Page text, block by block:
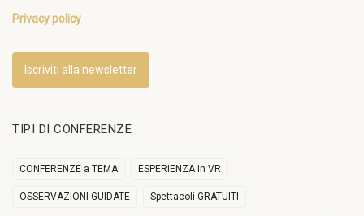
Privacy policy
Iscriviti alla newsletter
TIPI DI CONFERENZE
CONFERENZE a TEMA ESPERIENZA in VR
OSSERVAZIONI GUIDATE Spettacoli GRATUITI